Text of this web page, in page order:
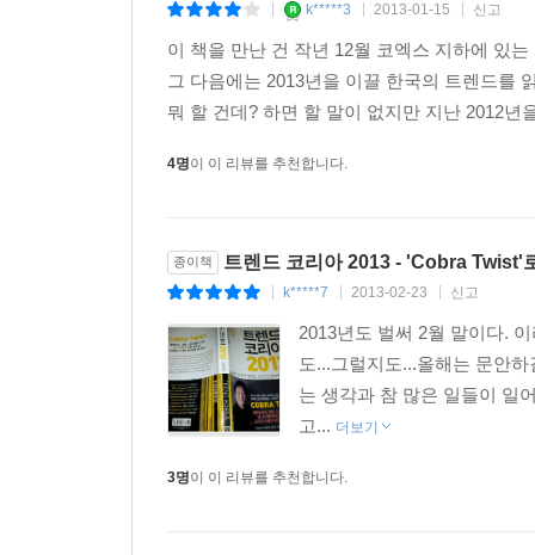
k*****3 2013-01-15 신고
이 책을 만난 건 작년 12월 코엑스 지하에 있
그 다음에는 2013년을 이끌 한국의 트렌드를
뭐 할 건데? 하면 할 말이 없지만 지난 2012
4명이 이 리뷰를 추천합니다.
종이책 트렌드 코리아 2013 - 'Cobra Twist'
k*****7 2013-02-23 신고
2013년도 벌써 2월 말이다.
도...그럴지도...올해는 문안
는 생각과 참 많은 일들이 일
고... 더보기
3명이 이 리뷰를 추천합니다.